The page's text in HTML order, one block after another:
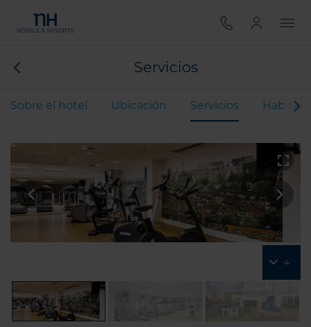
Servicios
Sobre el hotel Ubicación Servicios
4